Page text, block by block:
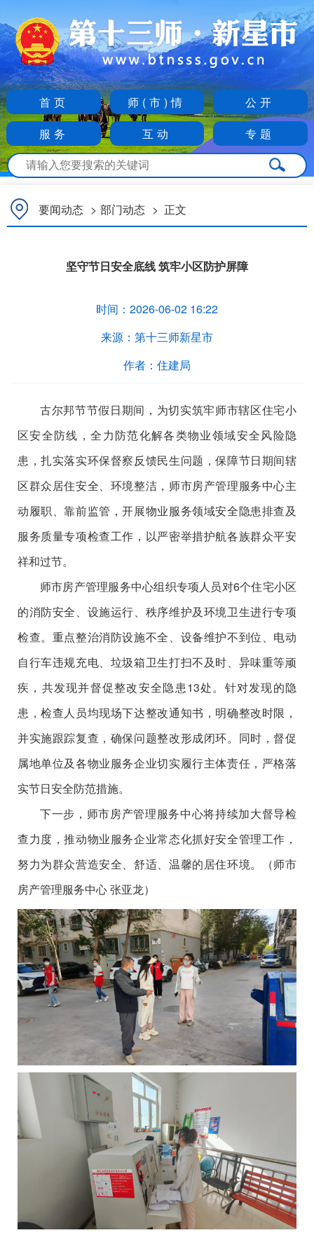
首页 师(市)情
公开
服务
互动 专题
要闻动态 > 部门动态 > 正文
坚守节日安全底线 筑牢小区防护屏障
时间： 2026-06-02 16:22
来源： 第十三师新星市
作者： 住建局
古尔邦节节假日期间，为切实筑牢师市辖区住宅小
区安全防线，全力防范化解各类物业领域安全风险隐
患，扎实落实环保督察反馈民生问题，保障节日期间辖
区群众居住安全、环境整洁，师市房产管理服务中心主
动履职、靠前监管，开展物业服务领域安全隐患排查及
服务质量专项检查工作，以严密举措护航各族群众平安
祥和过节。
师市房产管理服务中心组织专项人员对6个住宅小区
的消防安全、设施运行、秩序维护及环境卫生进行专项
检查。重点整治消防设施不全、设备维护不到位、电动
自行车违规充电、垃圾箱卫生打扫不及时、异味重等顽
疾，共发现并督促整改安全隐患13处。针对发现的隐
患，检查人员均现场下达整改通知书，明确整改时限，
并实施跟踪复查，确保问题整改形成闭环。 同时，督促
属地单位及各物业服务企业切实履行主体责任，严格落
实节日安全防范措施。
下一步，师市房产管理服务中心将持续加大督导检
查力度，推动物业服务企业常态化抓好安全管理工作，
努力为群众营造安全、舒适、温馨的居住环境。（师市
房产管理服务中心 张亚龙）